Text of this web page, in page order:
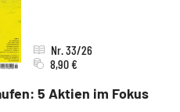
5 Aktien im Fokus
Nr. 33/26
8,90 €